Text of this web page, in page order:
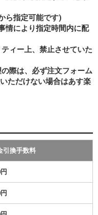
ら指定可能です)
情により指定時間内に配
ィー上、禁止させていた
際は、必ず注文フォーム
ただけない場合はあす楽
引換手数料